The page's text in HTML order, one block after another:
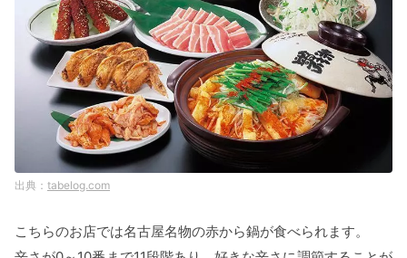
tabelog.com
こちらのお店では名古屋名物の赤から鍋が食べられます。